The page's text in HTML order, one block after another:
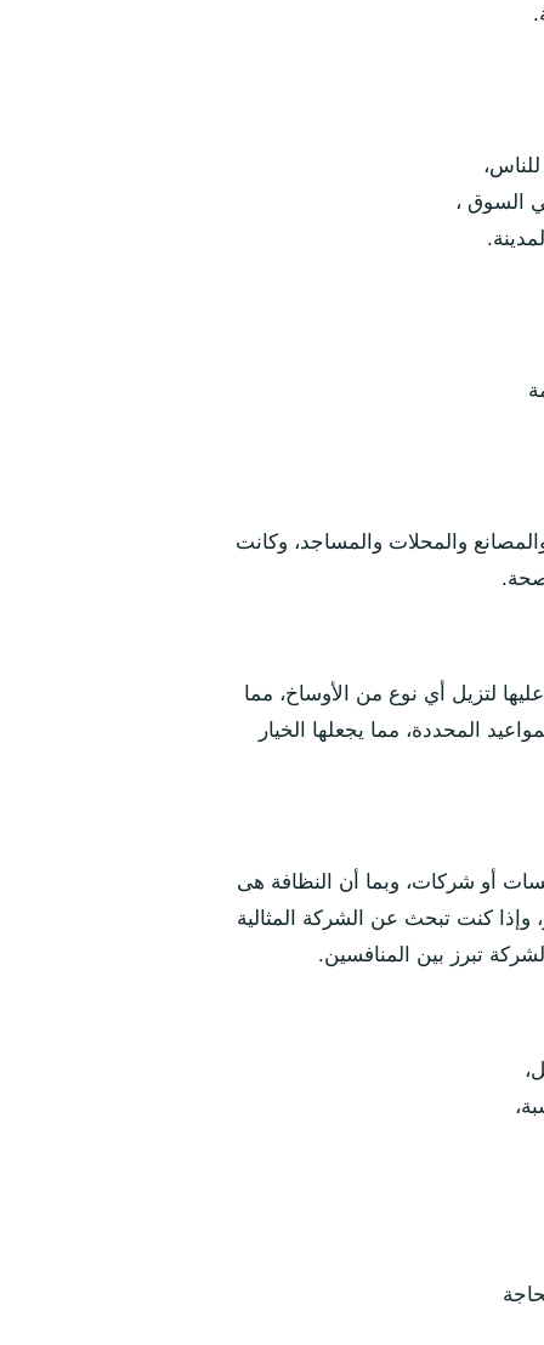
السوق ،
والمحلات والمساجد، وكانت
لتزيل أي نوع من الأوساخ، مما
المحددة، مما يجعلها الخيار
أو شركات، وبما أن النظافة هى
وإذا كنت تبحث عن الشركة المثالية
تبرز بين المنافسين.